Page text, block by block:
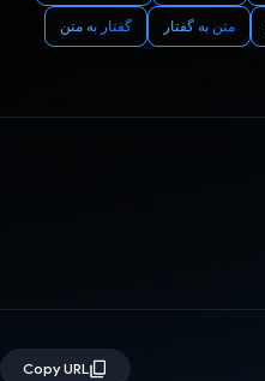
متن به گفتار گفتار به متن